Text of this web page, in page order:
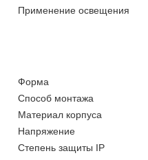
Применение освещения
Форма
Способ монтажа
Материал корпуса
Напряжение
Степень защиты IP